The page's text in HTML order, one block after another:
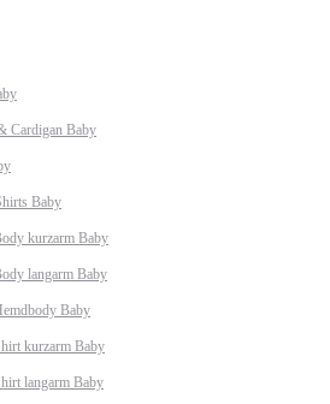
Cardigan Baby
Baby
kurzarm Baby
langarm Baby
Baby
kurzarm Baby
langarm Baby